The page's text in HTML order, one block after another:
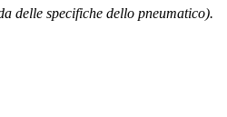
delle specifiche dello pneumatico).